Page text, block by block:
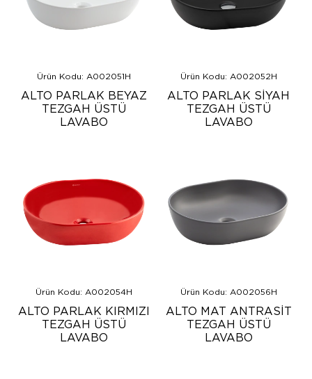
Ürün Kodu: A002051H
ALTO PARLAK BEYAZ
TEZGAH ÜSTÜ
LAVABO
Ürün Kodu: A002052H
ALTO PARLAK SİYAH
TEZGAH ÜSTÜ
LAVABO
Ürün Kodu: A002054H
ALTO PARLAK KIRMIZI
TEZGAH ÜSTÜ
LAVABO
Ürün Kodu: A002056H
ALTO MAT ANTRASİT
TEZGAH ÜSTÜ
LAVABO